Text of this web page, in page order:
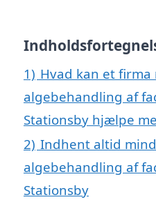
1) Hvad kan et firma
algebehandling af
Stationsby hjælpe
2) Indhent altid
algebehandling af
Stationsby